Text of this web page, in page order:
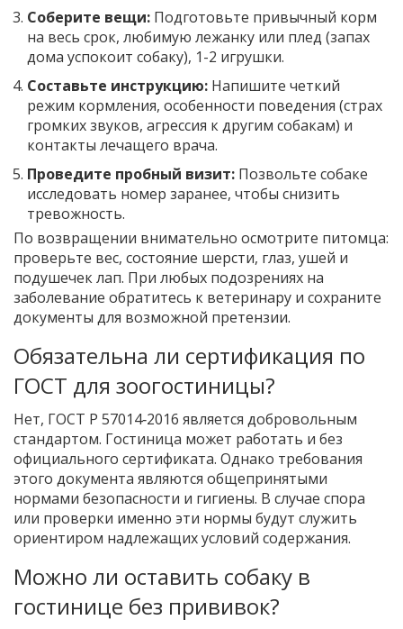
Соберите вещи: Подготовьте привычный корм
на весь срок, любимую лежанку или плед (запах
дома успокоит собаку), 1-2 игрушки.
Составьте инструкцию: Напишите четкий
режим кормления, особенности поведения (страх
громких звуков, агрессия к другим собакам) и
контакты лечащего врача.
Проведите пробный визит: Позвольте собаке
исследовать номер заранее, чтобы снизить
тревожность.
По возвращении внимательно осмотрите питомца:
проверьте вес, состояние шерсти, глаз, ушей и
подушечек лап. При любых подозрениях на
заболевание обратитесь к ветеринару и сохраните
документы для возможной претензии.
Обязательна ли сертификация по
ГОСТ для зоогостиницы?
Нет, ГОСТ Р 57014‑2016 является добровольным
стандартом. Гостиница может работать и без
официального сертификата. Однако требования
этого документа являются общепринятыми
нормами безопасности и гигиены. В случае спора
или проверки именно эти нормы будут служить
ориентиром надлежащих условий содержания.
Можно ли оставить собаку в
гостинице без прививок?